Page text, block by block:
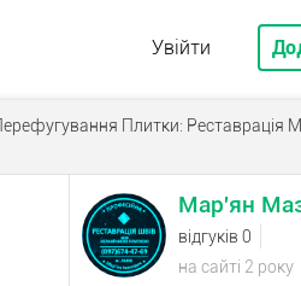
Увійти
Плитки: Реставрація
Мар'ян
відгуків 0
на сайті 2 року